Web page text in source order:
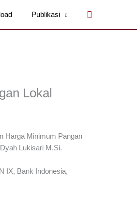
Publikasi Cari
Lokal
Harga Minimum Pangan
Lukisari M.Si.
IX, Bank Indonesia,